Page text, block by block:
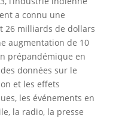
a connu une
26 milliards de dollars
augmentation de 10
prépandémique en
données sur le
et les effets
les événements en
la radio, la presse